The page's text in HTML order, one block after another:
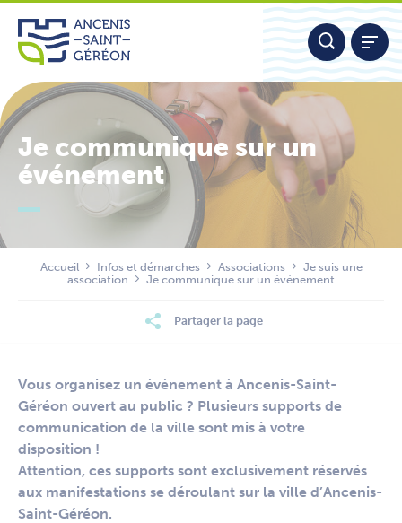
Aller
contenu
Nous contacter
Je communique sur un
événement
Accueil Infos et démarches Associations
Je suis une
association
Je communique sur un événement
Partager la page
Vous organisez un événement à Ancenis-Saint-
Géréon ouvert au public ? Plusieurs supports de
communication de la ville sont mis à votre
disposition !
Attention, ces supports sont exclusivement réservés
aux manifestations se déroulant sur la ville d’Ancenis-
Saint-Géréon.
Panneau de gestion des cookies